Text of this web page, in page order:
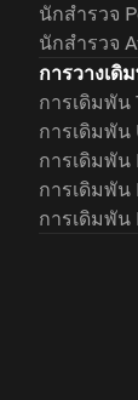
นักสำรวจ
นักสำรวจ
การวางเดิ
การเดิมพัน
การเดิมพัน
การเดิมพัน
การเดิมพัน
การเดิมพัน